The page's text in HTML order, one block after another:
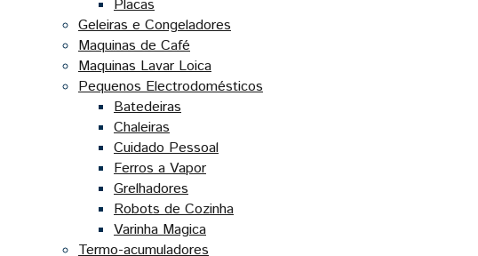
Placas
Geleiras e Congeladores
Maquinas de Café
Maquinas Lavar Loica
Pequenos Electrodomésticos
Batedeiras
Chaleiras
Cuidado Pessoal
Ferros a Vapor
Grelhadores
Robots de Cozinha
Varinha Magica
Termo-acumuladores